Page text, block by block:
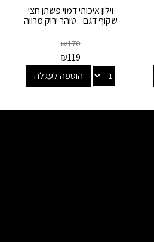
וילון איכותי דמוי פשתן חצי
שקוף דגם - טוהר ירוק מרווה
₪170
₪119
הוספה לעגלה